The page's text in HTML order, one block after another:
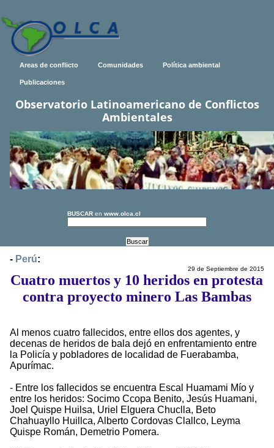
Areas de conflicto Comunidades Política ambiental
Publicaciones
Observatorio Latinoamericano de Conflictos
Ambientales
BUSCAR en www.olca.cl
- Perú:
29 de Septiembre de 2015
Cuatro muertos y 10 heridos en protesta
contra proyecto minero Las Bambas
Al menos cuatro fallecidos, entre ellos dos agentes, y
decenas de heridos de bala dejó en enfrentamiento entre
la Policía y pobladores de localidad de Fuerabamba,
Apurímac.
- Entre los fallecidos se encuentra Escal Huamami Mío y
entre los heridos: Socimo Ccopa Benito, Jesús Huamani,
Joel Quispe Huilsa, Uriel Elguera Chuclla, Beto
Chahuayllo Huillca, Alberto Cordovas Clallco, Leyma
Quispe Román, Demetrio Pomera.